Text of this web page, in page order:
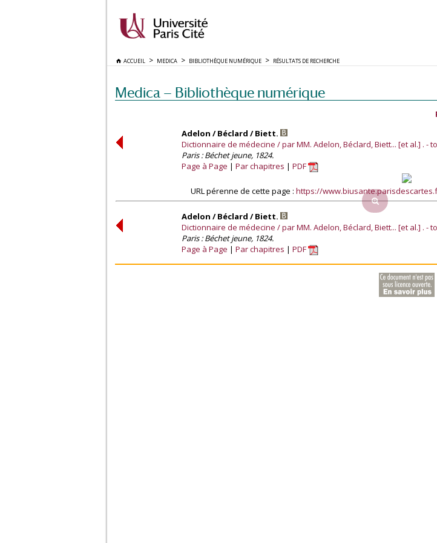
ACCUEIL MEDICA BIBLIOTHÈQUE NUMÉRIQUE RÉSULTATS DE RECHERCHE
Medica — Bibliothèque numérique
Adelon / Béclard / Biett.
Dictionnaire de médecine / par MM. Adelon, Béclard, Biett... [et al.] . -
Paris : Béchet jeune, 1824.
Page à Page
Par chapitres PDF
URL pérenne de cette page : https://
Adelon / Béclard / Biett.
Dictionnaire de médecine / par MM. Adelon, Béclard, Biett... [et al.] . -
Paris : Béchet jeune, 1824.
Page à Page
Par chapitres PDF